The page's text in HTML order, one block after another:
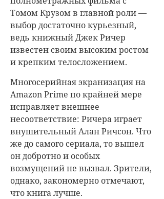
Томом Крузом в главной роли —
выбор достаточно курьезный,
ведь книжный Джек Ричер
известен своим высоким ростом
и крепким телосложением.
Многосерийная экранизация на
Amazon Prime по крайней мере
исправляет внешнее
несоответствие: Ричера играет
внушительный Алан Ричсон. Что
же до самого сериала, то вышел
он добротно и особых
возмущений не вызвал. Зрители,
однако, закономерно отмечают,
что книга лучше.